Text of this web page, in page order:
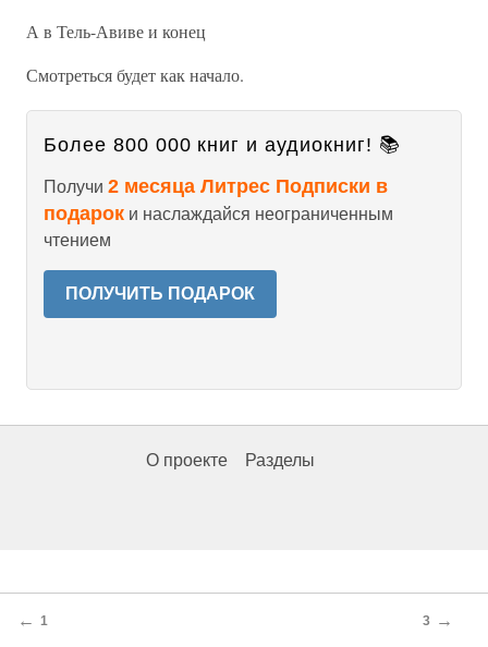
А в Тель-Авиве и конец
Смотреться будет как начало.
Более 800 000 книг и аудиокниг! 📚
Получи 2 месяца Литрес Подписки в
подарок и наслаждайся неограниченным
чтением
ПОЛУЧИТЬ ПОДАРОК
О проекте Разделы
← 1 3 →